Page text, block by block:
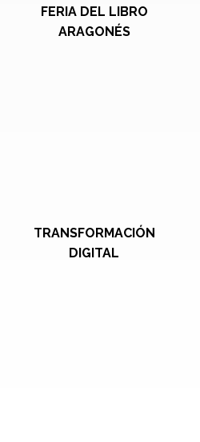
FERIA DEL LIBRO
ARAGONÉS
TRANSFORMACIÓN
DIGITAL